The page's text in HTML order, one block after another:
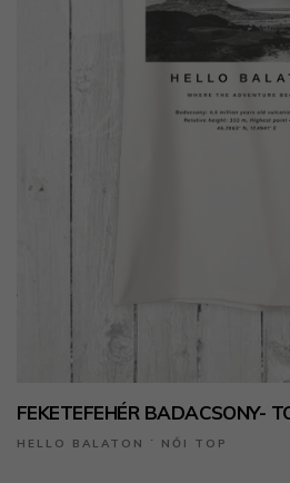
FEKETEFEHÉR BADACSONY-
HELLO BALATON ˙ NŐI TOP